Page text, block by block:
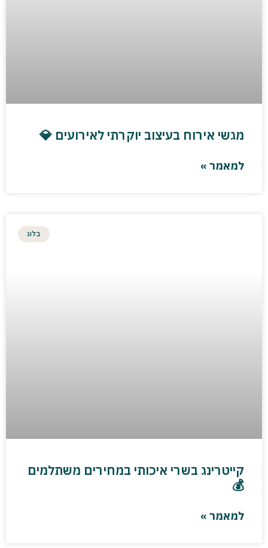
מגשי אירוח בעיצוב יוקרתי לאירועים 💎
למאמר »
בלוג
קייטרינג בשרי איכותי במחירים משתלמים
💰
למאמר »